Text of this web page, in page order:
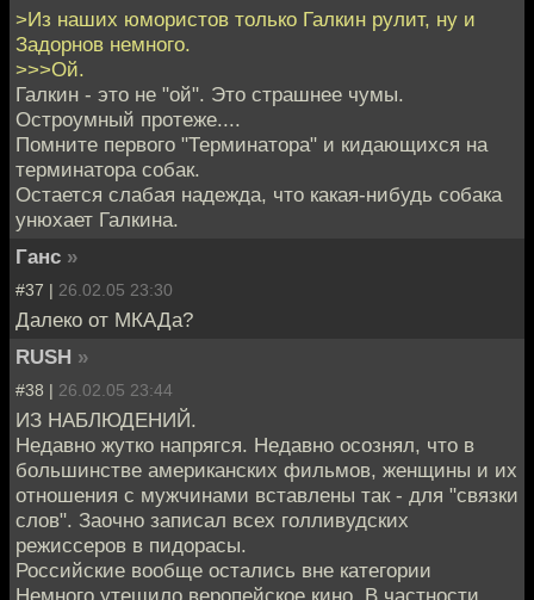
>Из наших юмористов только Галкин рулит, ну и
Задорнов немного.
>>>Ой.
Галкин - это не "ой". Это страшнее чумы.
Остроумный протеже....
Помните первого "Терминатора" и кидающихся на
терминатора собак.
Остается слабая надежда, что какая-нибудь собака
унюхает Галкина.
Ганс »
#37 | 26.02.05 23:30
Далеко от МКАДа?
RUSH »
#38 | 26.02.05 23:44
ИЗ НАБЛЮДЕНИЙ.
Недавно жутко напрягся. Недавно осознял, что в
большинстве американских фильмов, женщины и их
отношения с мужчинами вставлены так - для "связки
слов". Заочно записал всех голливудских
режиссеров в пидорасы.
Российские вообще остались вне категории
Немного утешило веропейское кино. В частности